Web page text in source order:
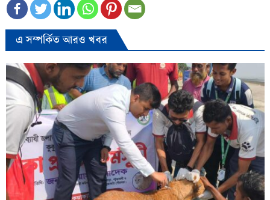
এ সম্পর্কিত আরও খবর